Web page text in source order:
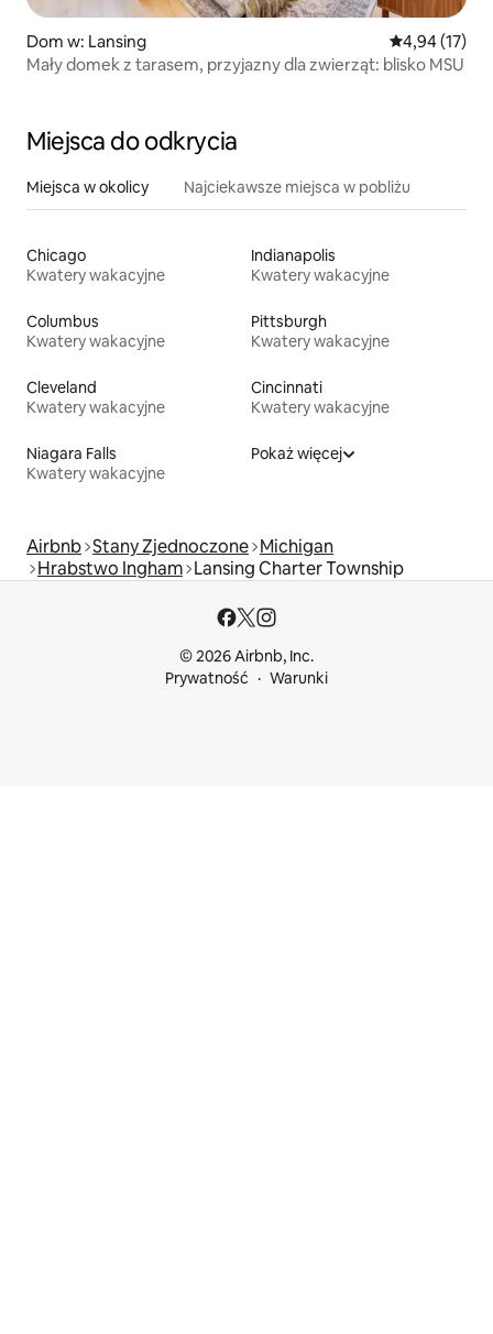
Dom w: Lansing Średnia
4,94 (17)
Mały domek z tarasem, przyjazny dla zwierząt: blisko MSU
Miejsca do odkrycia
Miejsca w okolicy Najciekawsze miejsca w pobliżu
Chicago
Kwatery wakacyjne
Indianapolis
Kwatery wakacyjne
Columbus
Kwatery wakacyjne
Pittsburgh
Kwatery wakacyjne
Cleveland
Kwatery wakacyjne
Cincinnati
Kwatery wakacyjne
Niagara Falls
Kwatery wakacyjne
Pokaż więcej
Airbnb Stany Zjednoczone Michigan
Hrabstwo Ingham Lansing Charter Township
© 2026 Airbnb, Inc.
Prywatność
Warunki